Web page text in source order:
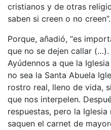
cristianos y de otras
saben si creen o no creen”.
Porque, añadió, “es
que no se dejen callar
Ayúdennos a que la
no sea la Santa Abuela
rostro real, lleno de vida,
que nos interpelen.
respuestas, pero la
saquen el carnet de